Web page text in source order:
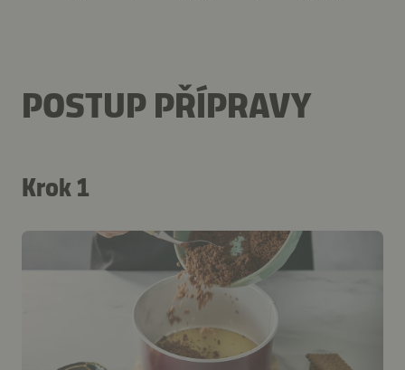
POSTUP PŘÍPRAVY
Krok 1